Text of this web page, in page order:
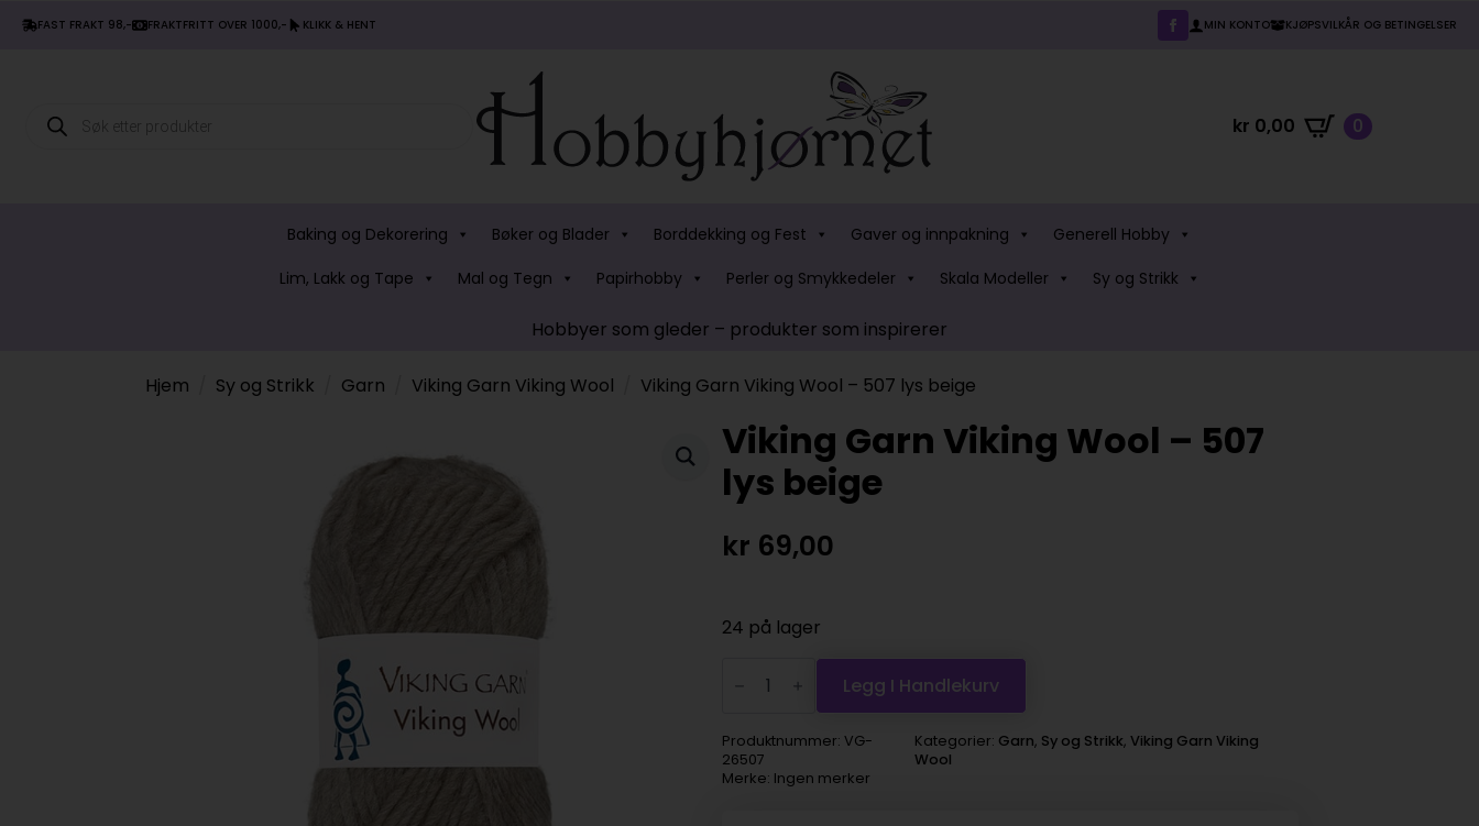
FAST FRAKT 98,- FRAKTFRITT OVER 1000,- KLIKK & HENT MIN KONTO KJØPSVILKÅR OG BETINGELSER
Products
search kr 0,00 0
Baking og Dekorering Bøker og Blader Borddekking og Fest Gaver og innpakning
Generell Hobby
Lim, Lakk og Tape
Mal og Tegn Papirhobby Perler og Smykkedeler Skala Modeller Sy og Strikk
Hobbyer som gleder – produkter som inspirerer
Hjem Sy og Strikk Garn Viking Garn Viking Wool Viking Garn Viking Wool – 507 lys beige
Viking Garn Viking Wool – 507
lys beige
kr 69,00
24 på lager
Viking
-
507
lys
beige
Legg I Handlekurv
Produktnummer: VG-
26507
Kategorier: Garn, Sy og Strikk,Viking Garn Viking
Wool
Merke: Ingen merker